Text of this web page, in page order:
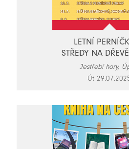
LETNÍ
STŘEDY NA
Jestřebí hory,
Út